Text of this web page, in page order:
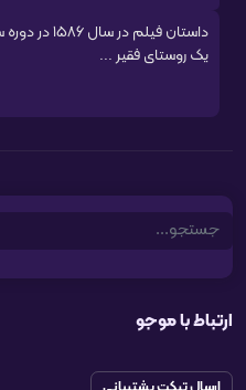
داستان فیلم
یک روستای فقیر ...
Search
ارتباط با موجو